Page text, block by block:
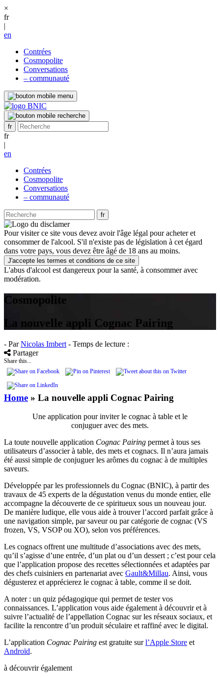
×
fr
|
en
Contrées
Cosmopolite
Conversations
– communauté
fr
|
en
Contrées
Cosmopolite
Conversations
– communauté
Pour visiter ce site vous devez avoir l'âge légal pour acheter et
consommer de l'alcool. S'il n'existe pas de législation à cet égard
dans votre pays, vous devez être âgé de 18 ans au moins.
J'accepte les termes et conditions de ce site
L'abus d'alcool est dangereux pour la santé, à consommer avec
modération.
Cosmopolite
La nouvelle appli Cognac Pairing
- ParNicolas Imbert - Temps de lecture :
Partager
Share this...
Home » La nouvelle appli Cognac Pairing
Une application pour inviter le cognac à table et le
conjuguer avec des mets.
La toute nouvelle application Cognac Pairing permet à tous ses
utilisateurs d’associer à table, des mets et cognacs. Il n’aura jamais
été aussi simple de conjuguer les arômes du cognac à de multiples
saveurs.
Développée par les professionnels du Cognac (BNIC), à partir des
travaux de 45 experts de la dégustation venus du monde entier, elle
accompagne la découverte de ce spiritueux sous un nouveau jour.
De manière ludique, elle vous aide à trouver l’accord parfait grâce à
une navigation simple, par saveur ou par catégorie de cognac (VS
frozen, VS, VSOP ou XO), selon vos préférences.
Les cognacs offrent une multitude d’associations avec des mets,
qu’il s’agisse d’une entrée, d’un plat ou d’un dessert ; c’est pour cela
que l’application propose des recettes sélectionnées et adaptées par
des chefs cuisiniers en partenariat avec Gault&Millau. Ainsi, vous
dégusterez et apprécierez le cognac à table, comme il se doit.
A noter : un quiz pédagogique qui permet de tester vos
connaissances. L’application vous aide également à découvrir et à
suivre l’actualité de l’appellation Cognac sur les réseaux sociaux, et
facilite la rencontre d’un produit séculaire et raffiné avec le digital.
L’application Cognac Pairing est gratuite surl’Apple Store et
Androïd.
à découvrir également